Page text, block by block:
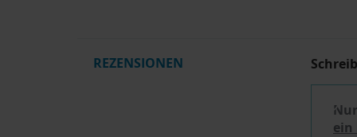
REZENSIONEN
ein